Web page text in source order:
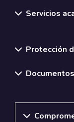
Servicios
Protección